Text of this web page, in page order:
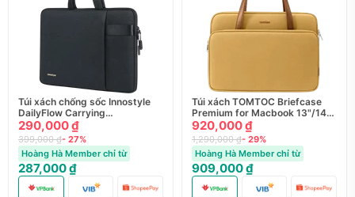
Túi xách chống sốc Innostyle
DailyFlow Carrying
Macbook/Laptop 14" S100
290,000 ₫
399,000 ₫- 27%
Hoàng Hà Member chỉ từ
287,000 ₫
Túi xách TOMTOC Briefcase
Premium for Macbook 13"/14",
H21-C01
920,000 ₫
1,290,000 ₫- 29%
Hoàng Hà Member chỉ từ
909,000 ₫